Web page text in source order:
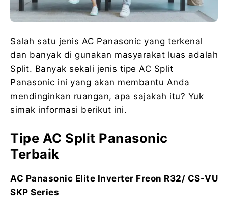
Salah satu jenis AC Panasonic yang terkenal
dan banyak di gunakan masyarakat luas adalah
Split. Banyak sekali jenis tipe AC Split
Panasonic ini yang akan membantu Anda
mendinginkan ruangan, apa sajakah itu? Yuk
simak informasi berikut ini.
Tipe AC Split Panasonic
Terbaik
AC Panasonic Elite Inverter Freon R32/ CS-VU
SKP Series